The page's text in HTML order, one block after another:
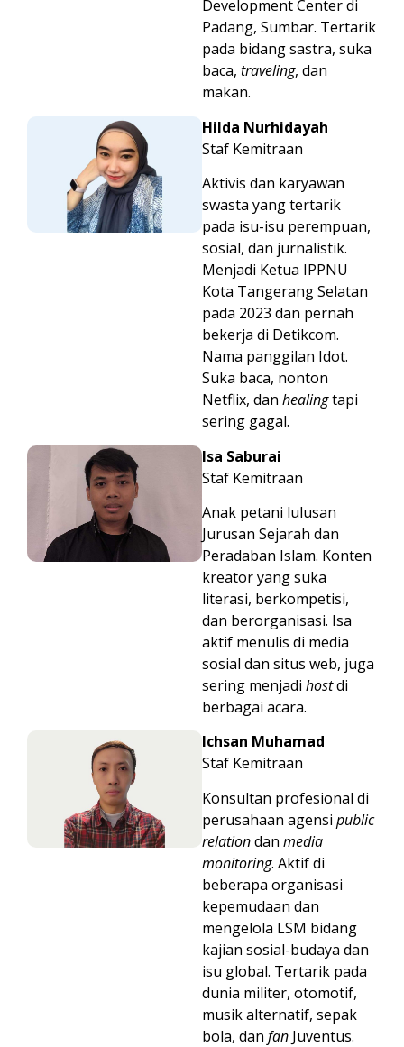
Development Center di
Padang, Sumbar. Tertarik
pada bidang sastra, suka
baca, traveling, dan
makan.
Hilda Nurhidayah
Staf Kemitraan
Aktivis dan karyawan
swasta yang tertarik
pada isu-isu perempuan,
sosial, dan jurnalistik.
Menjadi Ketua IPPNU
Kota Tangerang Selatan
pada 2023 dan pernah
bekerja di Detikcom.
Nama panggilan Idot.
Suka baca, nonton
Netflix, dan healingtapi
sering gagal.
Isa Saburai
Staf Kemitraan
Anak petani lulusan
Jurusan Sejarah dan
Peradaban Islam. Konten
kreator yang suka
literasi, berkompetisi,
dan berorganisasi. Isa
aktif menulis di media
sosial dan situs web, juga
sering menjadi hostdi
berbagai acara.
Ichsan Muhamad
Staf Kemitraan
Konsultan profesional di
perusahaan agensi public
relationdan media
monitoring. Aktif di
beberapa organisasi
kepemudaan dan
mengelola LSM bidang
kajian sosial-budaya dan
isu global. Tertarik pada
dunia militer, otomotif,
musik alternatif, sepak
bola, dan fan Juventus.